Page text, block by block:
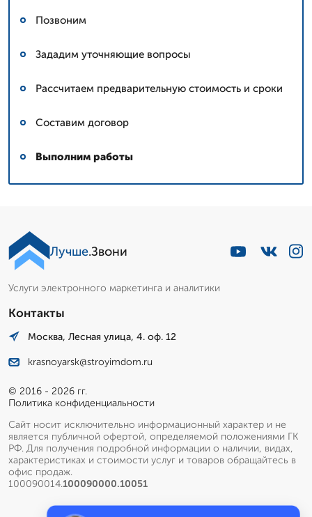
Позвоним
Зададим уточняющие вопросы
Рассчитаем предварительную стоимость и сроки
Составим договор
Выполним работы
Лучше.Звони
Услуги электронного маркетинга и аналитики
Контакты
Москва, Лесная улица, 4. оф. 12
krasnoyarsk@stroyimdom.ru
© 2016 - 2026 гг.
Политика конфиденциальности
Сайт носит исключительно информационный характер и не
является публичной офертой, определяемой положениями ГК
РФ. Для получения подробной информации о наличии, видах,
характеристиках и стоимости услуг и товаров обращайтесь в
офис продаж.
100090014.100090000.10051